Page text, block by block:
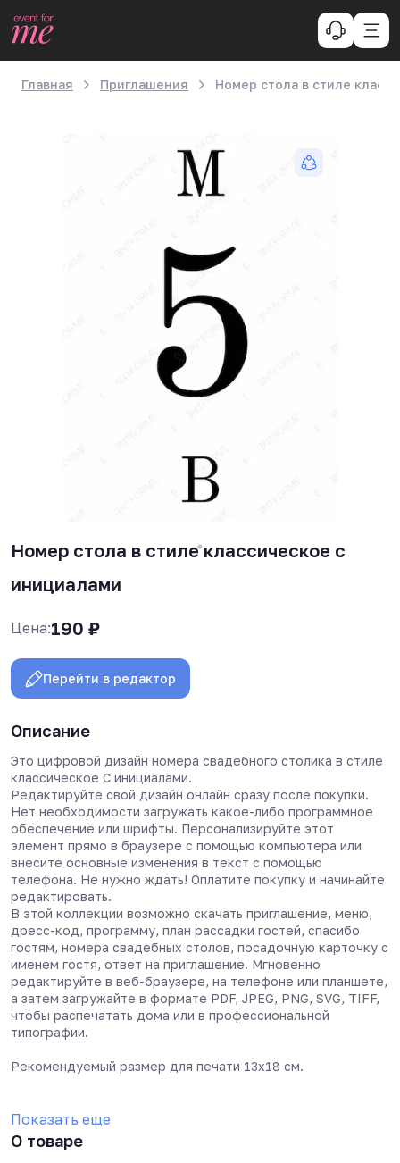
Главная Приглашения Номер стола в стиле
Номер стола в стиле классическое с
инициалами
Цена:190 ₽
Перейти в редактор
Описание
Это цифровой дизайн номера свадебного столика в стиле
классическое С инициалами.
Редактируйте свой дизайн онлайн сразу после покупки.
Нет необходимости загружать какое-либо программное
обеспечение или шрифты. Персонализируйте этот
элемент прямо в браузере с помощью компьютера или
внесите основные изменения в текст с помощью
телефона. Не нужно ждать! Оплатите покупку и начинайте
редактировать.
В этой коллекции возможно скачать приглашение, меню,
дресс-код, программу, план рассадки гостей, спасибо
гостям, номера свадебных столов, посадочную карточку с
именем гостя, ответ на приглашение. Мгновенно
редактируйте в веб-браузере, на телефоне или планшете,
а затем загружайте в формате PDF, JPEG, PNG, SVG, TIFF,
чтобы распечатать дома или в профессиональной
типографии.
Рекомендуемый размер для печати 13х18 см.
Показать еще
О товаре